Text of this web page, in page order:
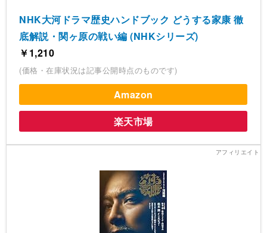
NHK大河ドラマ歴史ハンドブック どうする家康 徹
底解説・関ヶ原の戦い編 (NHKシリーズ)
￥1,210
(価格・在庫状況は記事公開時点のものです)
Amazon
楽天市場